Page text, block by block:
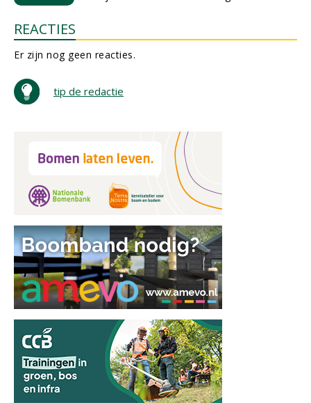
REACTIES
Er zijn nog geen reacties.
tip de redactie